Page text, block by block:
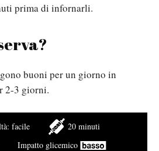
prima di infornarli.
buoni per un giorno in
2-3 giorni.
facile
20 minuti
Impatto glicemico